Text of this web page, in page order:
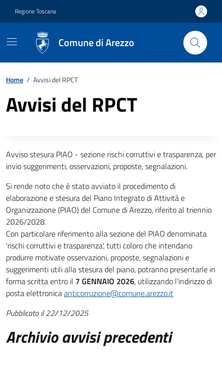
Regione Toscana
Comune di Arezzo
Home / Avvisi del RPCT
Avvisi del RPCT
Descrizione completa
Avviso stesura PIAO - sezione rischi corruttivi e trasparenza, per
invio suggerimenti, osservazioni, proposte, segnalazioni.
Si rende noto che è stato avviato il procedimento di
elaborazione e stesura del Piano Integrato di Attività e
Organizzazione (PIAO) del Comune di Arezzo, riferito al triennio
2026/2028.
Con particolare riferimento alla sezione del PIAO denominata
'rischi corruttivi e trasparenza', tutti coloro che intendano
produrre motivate osservazioni, proposte, segnalazioni e
suggerimenti utili alla stesura del piano, potranno presentarle in
forma scritta entro il 7 GENNAIO 2026, utilizzando l'indirizzo di
posta elettronicaanticorruzione@comune.arezzo.it
Pubblicato il 22/12/2025
Archivio avvisi precedenti